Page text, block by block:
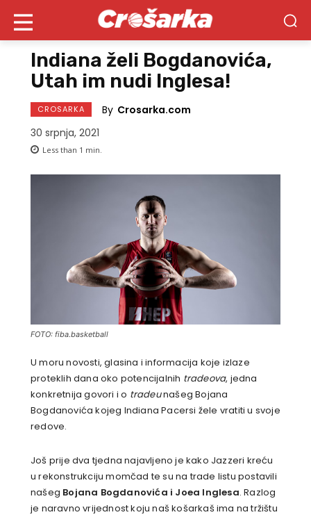
Indiana želi Bogdanovića,
Utah im nudi Inglesa!
CROSARKA By Crosarka.com
30 srpnja, 2021
Less than 1 min.
FOTO: fiba.basketball
U moru novosti, glasina i informacija koje izlaze
proteklih dana oko potencijalnih tradeova, jedna
konkretnija govori i o tradeunašeg Bojana
Bogdanovića kojeg Indiana Pacersi žele vratiti u svoje
redove.
Još prije dva tjedna najavljeno je kako Jazzeri kreću
u rekonstrukciju momčad te su na trade listu postavili
našeg Bojana Bogdanovića i Joea Inglesa. Razlog
je naravno vrijednost koju naš košarkaš ima na tržištu